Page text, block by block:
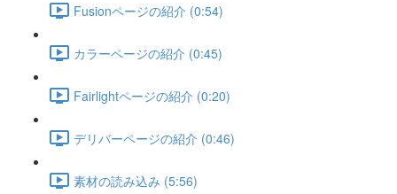
Fusionページの紹介 (0:54)
カラーページの紹介 (0:45)
Fairlightページの紹介 (0:20)
デリバーページの紹介 (0:46)
素材の読み込み (5:56)